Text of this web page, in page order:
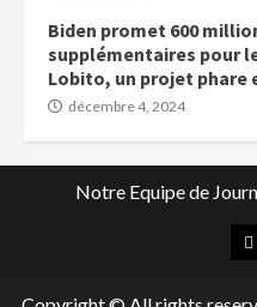
Biden promet 600
supplémentaires pour
Lobito, un projet phare
décembre 4, 2024
Notre Equipe de